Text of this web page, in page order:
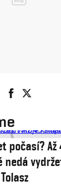
počasí?
nedá